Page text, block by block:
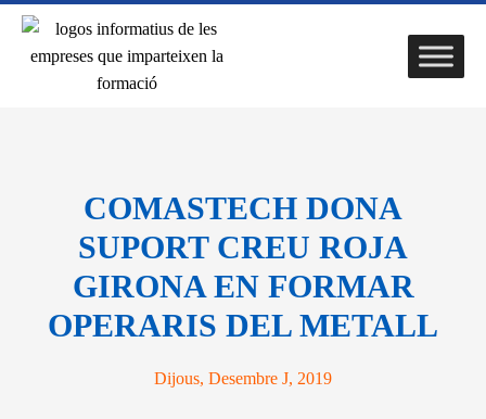
COMASTECH DONA
SUPORT CREU ROJA
GIRONA EN FORMAR
OPERARIS DEL METALL
Dijous, Desembre J, 2019